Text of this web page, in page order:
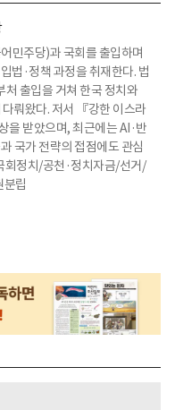
민주당)과 국회를 출입하며
법·정책 과정을 취재한다. 법
출입을 거쳐 한국 정치와
뤄왔다. 저서 『강한 이스라
을 받았으며, 최근에는 AI·반
국가 전략의 접점에도 관심
회정치/공천·정치자금/선거/
분립